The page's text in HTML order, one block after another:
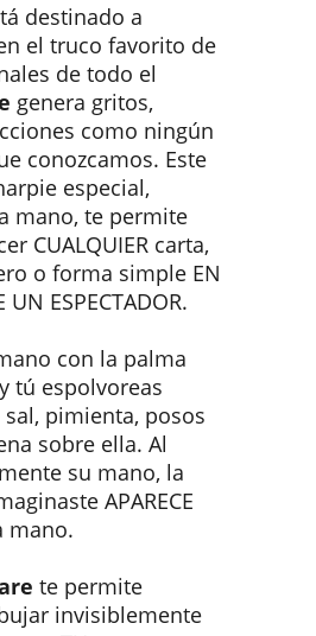
destinado a
el truco favorito de
de todo el
genera gritos,
como ningún
conozcamos. Este
especial,
mano, te permite
CUALQUIER carta,
o forma simple EN
UN ESPECTADOR.
con la palma
tú espolvoreas
pimienta, posos
sobre ella. Al
su mano, la
APARECE
mano.
te permite
invisiblemente